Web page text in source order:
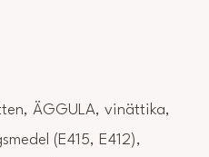
ÄGGULA, vinättika,
(E415, E412),